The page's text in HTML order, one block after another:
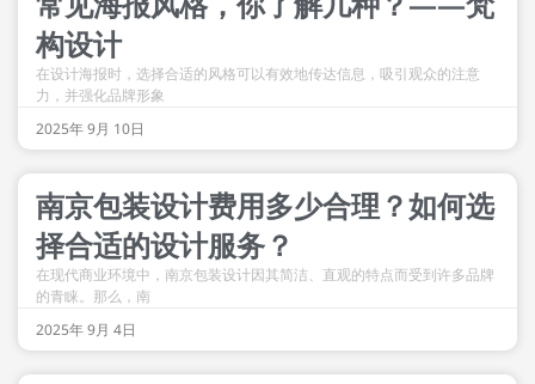
构设计
在设计海报时，选择合适的风格可以有效地传达信息，吸引观众的注意
力，并强化品牌形象
2025年 9月 10日
南京包装设计费用多少合理？如何选
择合适的设计服务？
在现代商业环境中，南京包装设计因其简洁、直观的特点而受到许多品牌
的青睐。那么，南
2025年 9月 4日